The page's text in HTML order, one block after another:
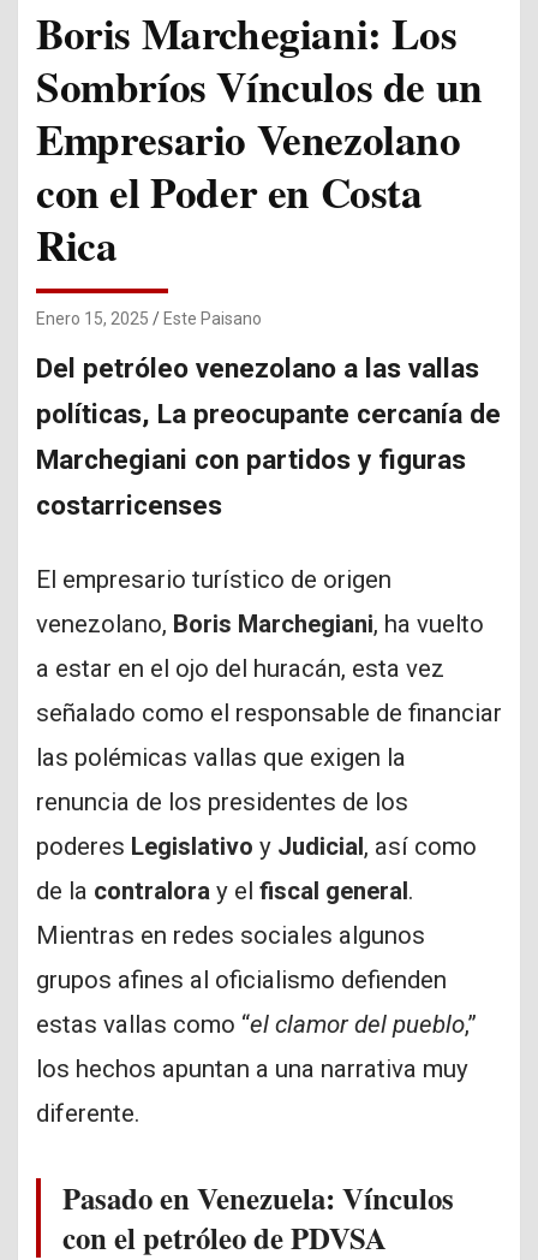
Boris Marchegiani: Los
Sombríos Vínculos de un
Empresario Venezolano
con el Poder en Costa
Rica
Enero 15, 2025 Este Paisano
Del petróleo venezolano a las vallas
políticas, La preocupante cercanía de
Marchegiani con partidos y figuras
costarricenses
El empresario turístico de origen
venezolano, Boris Marchegiani, ha vuelto
a estar en el ojo del huracán, esta vez
señalado como el responsable de financiar
las polémicas vallas que exigen la
renuncia de los presidentes de los
poderes Legislativo y Judicial, así como
de la contralora y el fiscal general.
Mientras en redes sociales algunos
grupos afines al oficialismo defienden
estas vallas como “el clamor del pueblo,”
los hechos apuntan a una narrativa muy
diferente.
Pasado en Venezuela: Vínculos
con el petróleo de PDVSA